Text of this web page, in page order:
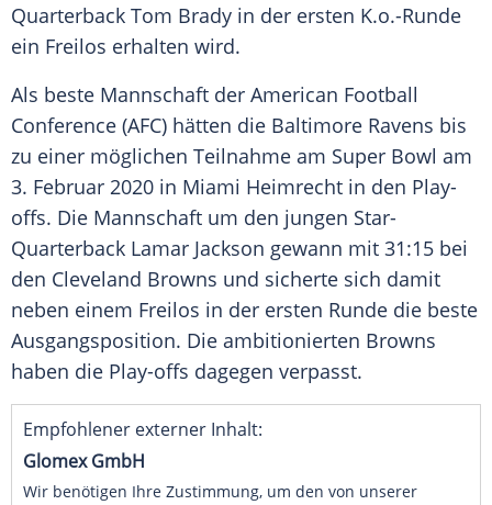
Quarterback Tom Brady in der ersten K.o.-Runde
ein Freilos erhalten wird.
Als beste Mannschaft der American Football
Conference (AFC) hätten die Baltimore Ravens bis
zu einer möglichen Teilnahme am Super Bowl am
3. Februar 2020 in Miami Heimrecht in den Play-
offs. Die Mannschaft um den jungen Star-
Quarterback Lamar Jackson gewann mit 31:15 bei
den Cleveland Browns und sicherte sich damit
neben einem Freilos in der ersten Runde die beste
Ausgangsposition. Die ambitionierten Browns
haben die Play-offs dagegen verpasst.
Empfohlener externer Inhalt:
Glomex GmbH
Wir benötigen Ihre Zustimmung, um den von unserer